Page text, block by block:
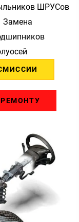
ШРУСов
Замена
ПО РЕМОНТУ